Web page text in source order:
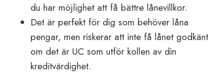
du har möjlighet att få bättre lånevillkor.
Det är perfekt för dig som behöver låna
pengar, men riskerar att inte få lånet godkänt
om det är UC som utför kollen av din
kreditvärdighet.